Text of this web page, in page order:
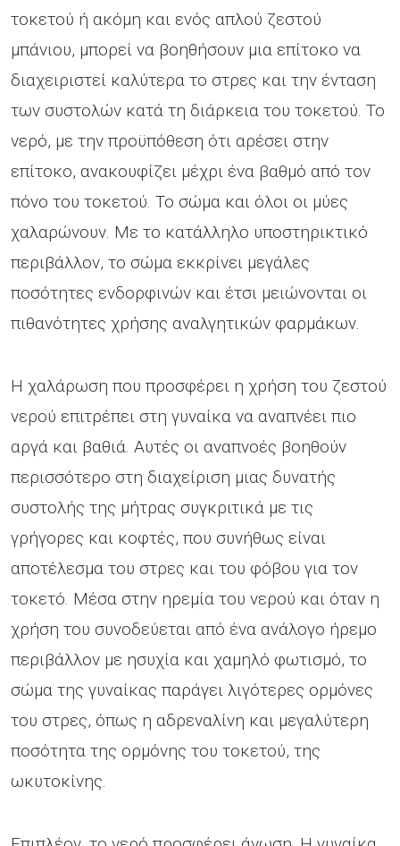
τοκετού ή ακόμη και ενός απλού ζεστού
μπάνιου, μπορεί να βοηθήσουν μια επίτοκο να
διαχειριστεί καλύτερα το στρες και την ένταση
των συστολών κατά τη διάρκεια του τοκετού. Το
νερό, με την προϋπόθεση ότι αρέσει στην
επίτοκο, ανακουφίζει μέχρι ένα βαθμό από τον
πόνο του τοκετού. Το σώμα και όλοι οι μύες
χαλαρώνουν. Με το κατάλληλο υποστηρικτικό
περιβάλλον, το σώμα εκκρίνει μεγάλες
ποσότητες ενδορφινών και έτσι μειώνονται οι
πιθανότητες χρήσης αναλγητικών φαρμάκων.
Η χαλάρωση που προσφέρει η χρήση του ζεστού
νερού επιτρέπει στη γυναίκα να αναπνέει πιο
αργά και βαθιά. Αυτές οι αναπνοές βοηθούν
περισσότερο στη διαχείριση μιας δυνατής
συστολής της μήτρας συγκριτικά με τις
γρήγορες και κοφτές, που συνήθως είναι
αποτέλεσμα του στρες και του φόβου για τον
τοκετό. Μέσα στην ηρεμία του νερού και όταν η
χρήση του συνοδεύεται από ένα ανάλογο ήρεμο
περιβάλλον με ησυχία και χαμηλό φωτισμό, το
σώμα της γυναίκας παράγει λιγότερες ορμόνες
του στρες, όπως η αδρεναλίνη και μεγαλύτερη
ποσότητα της ορμόνης του τοκετού, της
ωκυτοκίνης.